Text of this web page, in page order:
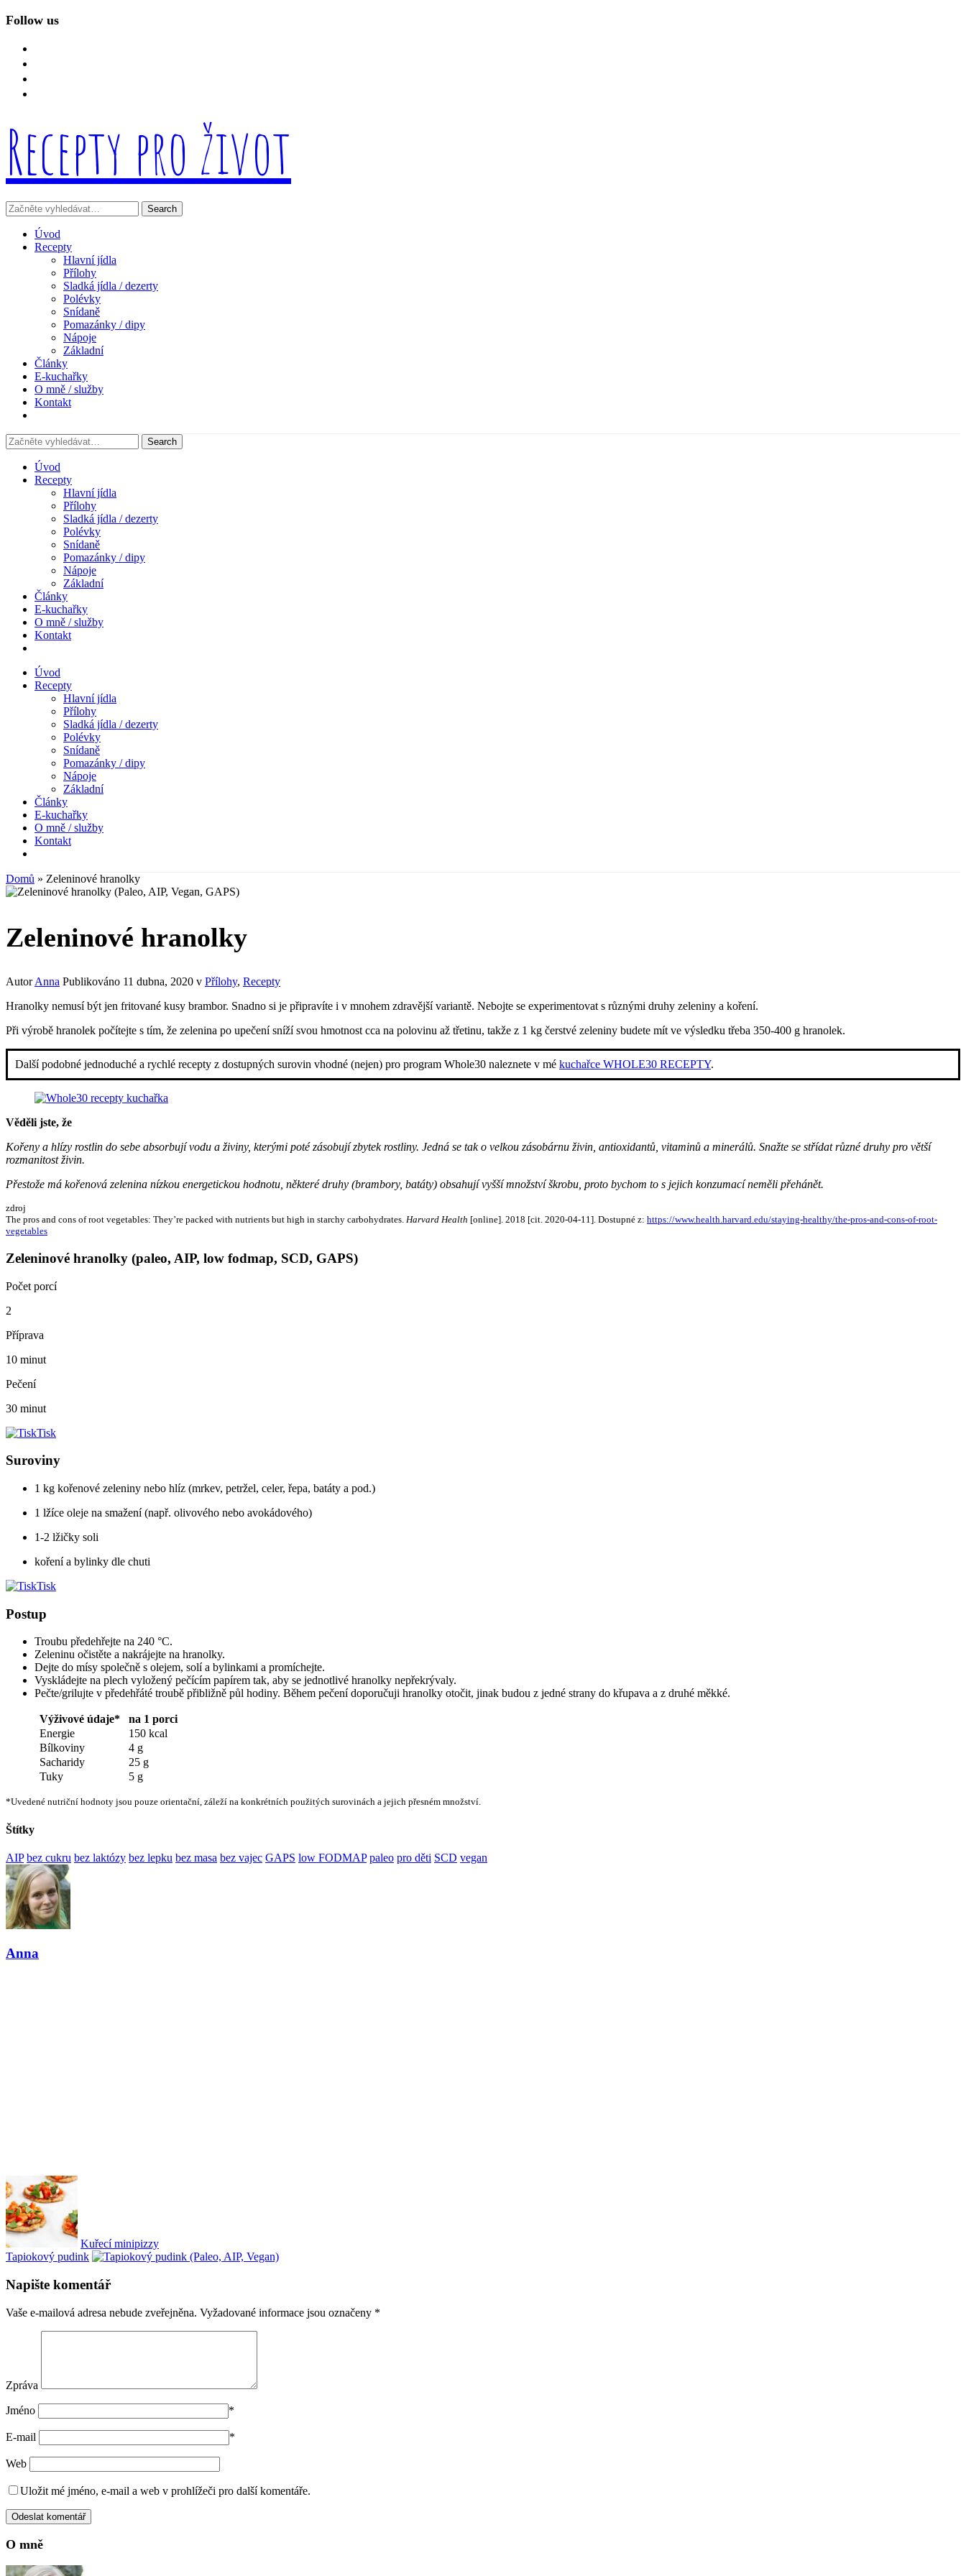
Follow us
Recepty pro život
Úvod
Recepty
Hlavní jídla
Přílohy
Sladká jídla / dezerty
Polévky
Snídaně
Pomazánky / dipy
Nápoje
Základní
Články
E-kuchařky
O mně / služby
Kontakt
Úvod
Recepty
Hlavní jídla
Přílohy
Sladká jídla / dezerty
Polévky
Snídaně
Pomazánky / dipy
Nápoje
Základní
Články
E-kuchařky
O mně / služby
Kontakt
Úvod
Recepty
Hlavní jídla
Přílohy
Sladká jídla / dezerty
Polévky
Snídaně
Pomazánky / dipy
Nápoje
Základní
Články
E-kuchařky
O mně / služby
Kontakt
Domů » Zeleninové hranolky
Zeleninové hranolky
AutorAnna Publikováno 11 dubna, 2020 v Přílohy, Recepty
Hranolky nemusí být jen fritované kusy brambor. Snadno si je připravíte i v mnohem zdravější variantě. Nebojte se experimentovat s různými druhy zeleniny a koření.
Při výrobě hranolek počítejte s tím, že zelenina po upečení sníží svou hmotnost cca na polovinu až třetinu, takže z 1 kg čerstvé zeleniny budete mít ve výsledku třeba 350-400 g hranolek.
Další podobné jednoduché a rychlé recepty z dostupných surovin vhodné (nejen) pro program Whole30 naleznete v mé kuchařce WHOLE30 RECEPTY.
Věděli jste, že
Kořeny a hlízy rostlin do sebe absorbují vodu a živiny, kterými poté zásobují zbytek rostliny. Jedná se tak o velkou zásobárnu živin, antioxidantů, vitaminů a minerálů. Snažte se střídat různé druhy pro větší
rozmanitost živin.
Přestože má kořenová zelenina nízkou energetickou hodnotu, některé druhy (brambory, batáty) obsahují vyšší množství škrobu, proto bychom to s jejich konzumací neměli přehánět.
zdroj
The pros and cons of root vegetables: They’re packed with nutrients but high in starchy carbohydrates. Harvard Health [online]. 2018 [cit. 2020-04-11]. Dostupné z: https://www.health.harvard.edu/staying-healthy/the-pros-and-cons-of-root-
vegetables
Zeleninové hranolky (paleo, AIP, low fodmap, SCD, GAPS)
Počet porcí
2
Příprava
10 minut
Pečení
30 minut
Tisk
Suroviny
1 kg kořenové zeleniny nebo hlíz (mrkev, petržel, celer, řepa, batáty a pod.)
1 lžíce oleje na smažení (např. olivového nebo avokádového)
1-2 lžičky soli
koření a bylinky dle chuti
Tisk
Postup
Troubu předehřejte na 240 °C.
Zeleninu očistěte a nakrájejte na hranolky.
Dejte do mísy společně s olejem, solí a bylinkami a promíchejte.
Vyskládejte na plech vyložený pečícím papírem tak, aby se jednotlivé hranolky nepřekrývaly.
Pečte/grilujte v předehřáté troubě přibližně půl hodiny. Během pečení doporučuji hranolky otočit, jinak budou z jedné strany do křupava a z druhé měkké.
Výživové údaje*
na 1 porci
Energie
150 kcal
Bílkoviny
4 g
Sacharidy
25 g
Tuky
5 g
*Uvedené nutriční hodnoty jsou pouze orientační, záleží na konkrétních použitých surovinách a jejich přesném množství.
Štítky
AIP bez cukru bez laktózy bez lepku bez masa bez vajec GAPS low FODMAP paleo pro děti SCD vegan
Anna
Kuřecí minipizzy
Tapiokový pudink
Napište komentář
Vaše e-mailová adresa nebude zveřejněna. Vyžadované informace jsou označeny *
Zpráva
Jméno *
E-mail *
Web
Uložit mé jméno, e-mail a web v prohlížeči pro další komentáře.
O mně